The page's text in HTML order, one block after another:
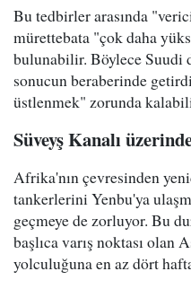
Bu tedbirler arasında
mürettebata "çok daha
bulunabilir. Böylece
sonucun beraberinde
üstlenmek" zorunda
Süveyş Kanalı
Afrika'nın çevresinden
tankerlerini Yenbu'ya
geçmeye de zorluyor. Bu
başlıca varış noktası olan
yolculuğuna en az dört